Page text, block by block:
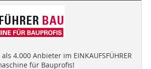
4.000 Anbieter im EINKAUFSFÜHRER
für Bauprofis!